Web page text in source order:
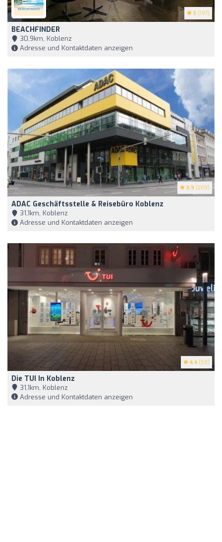
5 (197)
BEACHFINDER
30,9km, Koblenz
Adresse und Kontaktdaten anzeigen
3.9 (209)
ADAC Geschäftsstelle & Reisebüro Koblenz
31,1km, Koblenz
Adresse und Kontaktdaten anzeigen
4.4 (58)
Die TUI In Koblenz
31,1km, Koblenz
Adresse und Kontaktdaten anzeigen